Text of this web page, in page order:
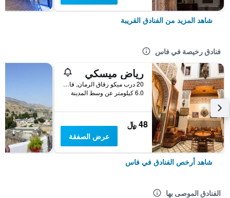
شاهد المزيد من الفنادق القريبة
فنادق رخيصة في فاس
رياض ميسكي
20 درب ميكو زقاق الرمان, فاس, المغرب
6.0 كيلومتر عن وسط المدينة
48 ﷼
عرض الصفقة
شاهد أرخص الفنادق في فاس
الفنادق الموصى بها